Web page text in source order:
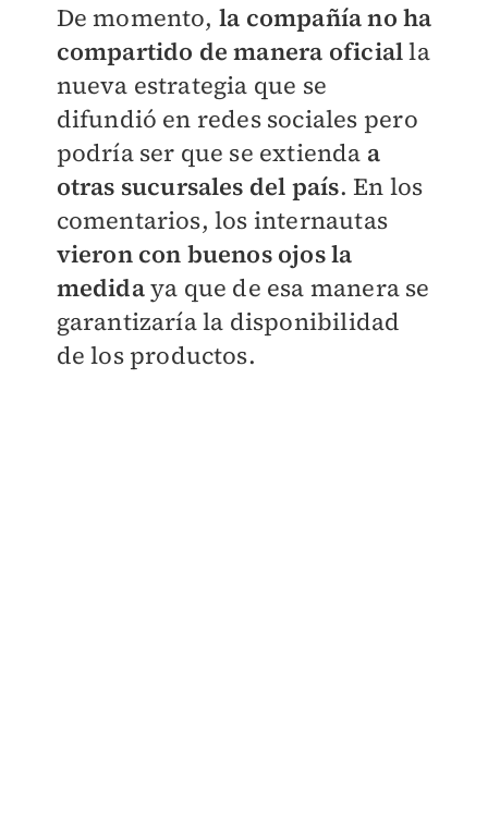
De momento, la compañía no ha
compartido de manera oficialla
nueva estrategia que se
difundió en redes sociales pero
podría ser que se extienda a
otras sucursales del país. En los
comentarios, los internautas
vieron con buenos ojos la
medidaya que de esa manera se
garantizaría la disponibilidad
de los productos.